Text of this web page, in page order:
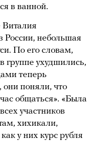
в ванной.
Виталия
России, небольшая
По его словам,
группе ухудшились,
теперь
они поняли, что
общаться». «Была
участников
хихикали,
у них курс рубля